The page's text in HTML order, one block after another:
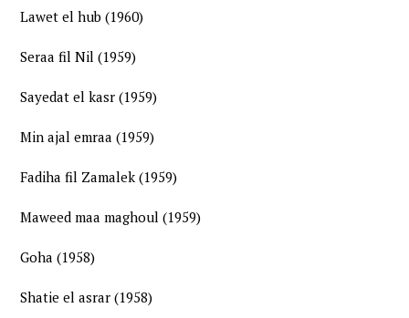
Lawet el hub (1960)
Seraa fil Nil (1959)
Sayedat el kasr (1959)
Min ajal emraa (1959)
Fadiha fil Zamalek (1959)
Maweed maa maghoul (1959)
Goha (1958)
Shatie el asrar (1958)